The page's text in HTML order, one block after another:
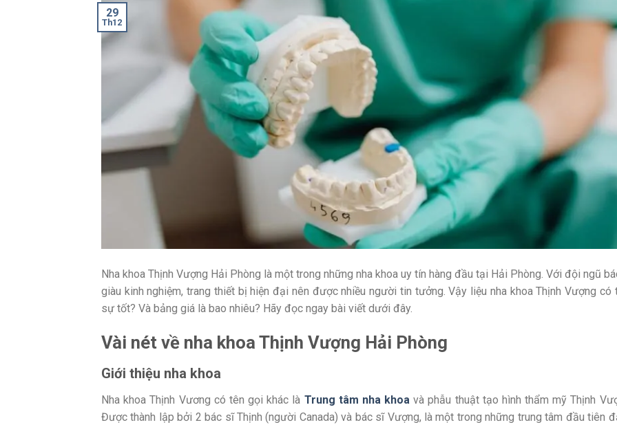
29
Th12
Nha khoa Thịnh Vượng Hải Phòng là một trong những nha khoa uy tín hàng đầu tại Hải Phòng. Với đội ngũ
giàu kinh nghiệm, trang thiết bị hiện đại nên được nhiều người tin tưởng. Vậy liệu nha khoa Thịnh Vượng có
sự tốt? Và bảng giá là bao nhiêu? Hãy đọc ngay bài viết dưới đây.
Vài nét về nha khoa Thịnh Vượng Hải Phòng
Giới thiệu nha khoa
Nha khoa Thịnh Vương có tên gọi khác là Trung tâm nha khoa và phẫu thuật tạo hình thẩm mỹ Thịnh
Được thành lập bởi 2 bác sĩ Thịnh (người Canada) và bác sĩ Vượng, là một trong những trung tâm đầu tiên